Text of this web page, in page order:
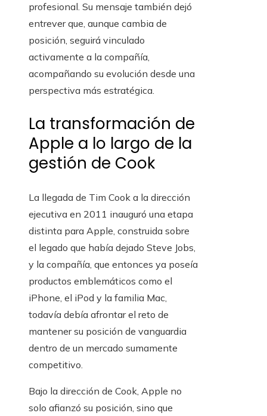
profesional. Su mensaje también dejó
entrever que, aunque cambia de
posición, seguirá vinculado
activamente a la compañía,
acompañando su evolución desde una
perspectiva más estratégica.
La transformación de
Apple a lo largo de la
gestión de Cook
La llegada de Tim Cook a la dirección
ejecutiva en 2011 inauguró una etapa
distinta para Apple, construida sobre
el legado que había dejado Steve Jobs,
y la compañía, que entonces ya poseía
productos emblemáticos como el
iPhone, el iPod y la familia Mac,
todavía debía afrontar el reto de
mantener su posición de vanguardia
dentro de un mercado sumamente
competitivo.
Bajo la dirección de Cook, Apple no
solo afianzó su posición, sino que